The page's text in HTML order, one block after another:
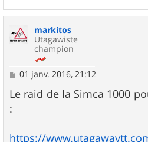
markitos
Utagawiste
champion
M
s
s
01 janv. 2016, 21:12
Le raid de la Simca 1000
:
https://